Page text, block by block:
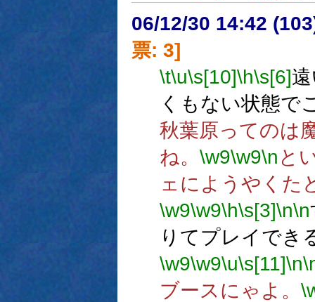
06/12/30 14:42
票: 3]
\t\u\s[10]\h\s[6]
くもない状態で
秋葉原ってのは
ね。 \w9\w9\n と
ェにようやくた
\w9\w9\h\s[3]\n\n
りてプレイでき
\w9\w9\u\s[11]\n
ブースにゃよ。